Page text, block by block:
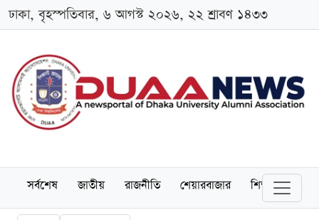
ঢাকা, বৃহস্পতিবার, ৬ আগস্ট ২০২৬, ২২ শ্রাবণ ১৪৩৩
সর্বশেষ জাতীয় রাজনীতি শেয়ারবাজার শিক্ষা